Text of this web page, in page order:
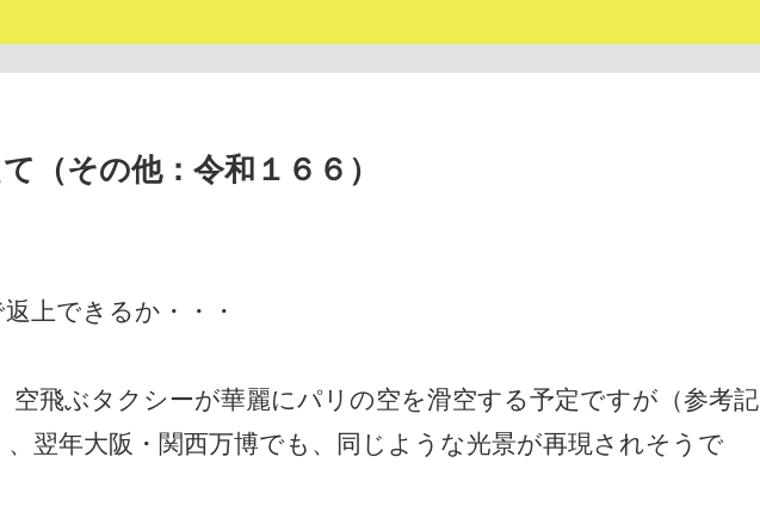
（その他：令和１６６）
上できるか・・・
空飛ぶタクシーが華麗にパリの空を滑空する予定ですが（参考記
、翌年大阪・関西万博でも、同じような光景が再現されそうで